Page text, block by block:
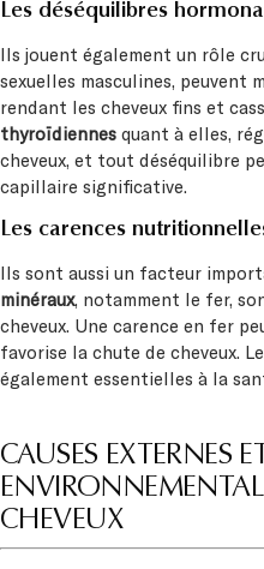
Les déséquilibres
Ils jouent également un rôle
sexuelles masculines, peuvent
rendant les cheveux fins et
thyroïdiennes quant à elles,
cheveux, et tout déséquilibre
capillaire significative.
Les carences
Ils sont aussi un facteur
minéraux, notamment le fer,
cheveux. Une carence en fer
favorise la chute de cheveux.
également essentielles à la
CAUSES EXTERNES ET
CHEVEUX